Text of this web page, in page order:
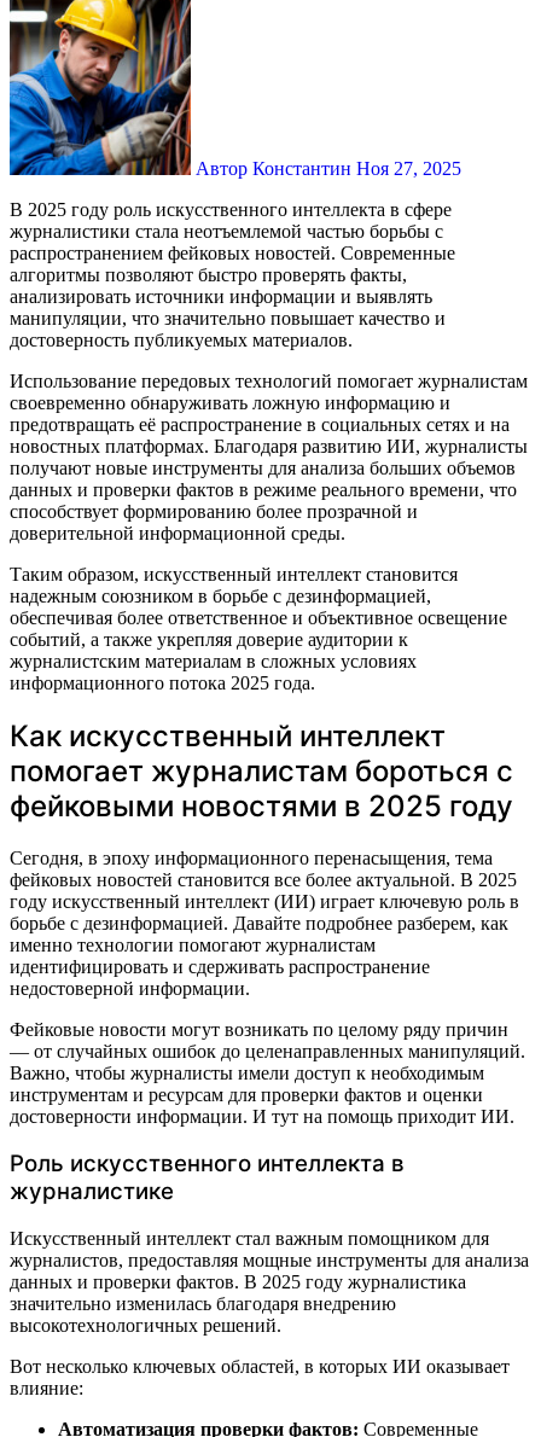
Автор Константин Ноя 27, 2025
В 2025 году роль искусственного интеллекта в сфере
журналистики стала неотъемлемой частью борьбы с
распространением фейковых новостей. Современные
алгоритмы позволяют быстро проверять факты,
анализировать источники информации и выявлять
манипуляции, что значительно повышает качество и
достоверность публикуемых материалов.
Использование передовых технологий помогает журналистам
своевременно обнаруживать ложную информацию и
предотвращать её распространение в социальных сетях и на
новостных платформах. Благодаря развитию ИИ, журналисты
получают новые инструменты для анализа больших объемов
данных и проверки фактов в режиме реального времени, что
способствует формированию более прозрачной и
доверительной информационной среды.
Таким образом, искусственный интеллект становится
надежным союзником в борьбе с дезинформацией,
обеспечивая более ответственное и объективное освещение
событий, а также укрепляя доверие аудитории к
журналистским материалам в сложных условиях
информационного потока 2025 года.
Как искусственный интеллект
помогает журналистам бороться с
фейковыми новостями в 2025 году
Сегодня, в эпоху информационного перенасыщения, тема
фейковых новостей становится все более актуальной. В 2025
году искусственный интеллект (ИИ) играет ключевую роль в
борьбе с дезинформацией. Давайте подробнее разберем, как
именно технологии помогают журналистам
идентифицировать и сдерживать распространение
недостоверной информации.
Фейковые новости могут возникать по целому ряду причин
— от случайных ошибок до целенаправленных манипуляций.
Важно, чтобы журналисты имели доступ к необходимым
инструментам и ресурсам для проверки фактов и оценки
достоверности информации. И тут на помощь приходит ИИ.
Роль искусственного интеллекта в
журналистике
Искусственный интеллект стал важным помощником для
журналистов, предоставляя мощные инструменты для анализа
данных и проверки фактов. В 2025 году журналистика
значительно изменилась благодаря внедрению
высокотехнологичных решений.
Вот несколько ключевых областей, в которых ИИ оказывает
влияние:
Автоматизация проверки фактов: Современные